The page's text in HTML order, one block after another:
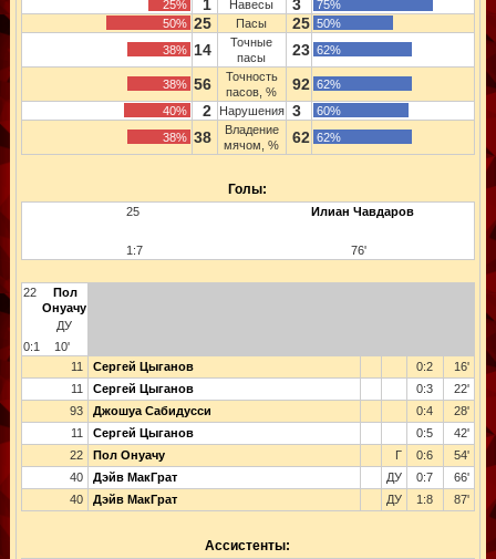
25%
1 Навесы 3
75%
50% 25 Пасы 25 50%
38% 14
Точные
пасы
23 62%
38% 56
Точность
пасов, %
92 62%
40%
2 Нарушения 3
60%
38% 38
Владение
мячом, %
62 62%
Голы:
25 Илиан Чавдаров
1:7 76'
22
Пол
Онуачу
ДУ
0:1
10'
11
Сергей Цыганов 0:2
16'
11
Сергей Цыганов 0:3
22'
93
Джошуа Сабидусси 0:4
28'
11
Сергей Цыганов 0:5
42'
22
Пол Онуачу Г 0:6
54'
40
Дэйв МакГрат ДУ 0:7
66'
40
Дэйв МакГрат ДУ 1:8 87'
Ассистенты: